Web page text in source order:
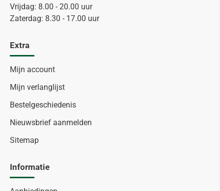
Vrijdag: 8.00 - 20.00 uur
Zaterdag: 8.30 - 17.00 uur
Extra
Mijn account
Mijn verlanglijst
Bestelgeschiedenis
Nieuwsbrief aanmelden
Sitemap
Informatie